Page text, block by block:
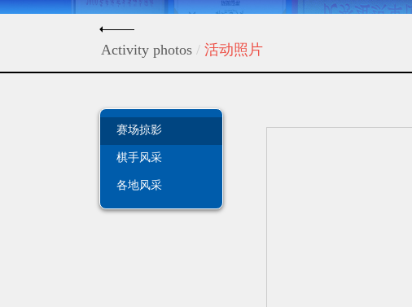
Activity photos / 活动照片
赛场掠影
棋手风采
各地风采